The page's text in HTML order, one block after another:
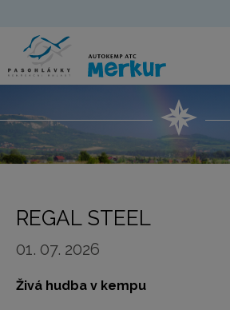
REGAL STEEL
01. 07. 2026
Živá hudba v kempu